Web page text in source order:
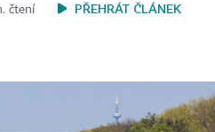
čtení
PŘEHRÁT ČLÁNEK